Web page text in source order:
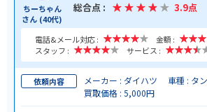
ちーちゃん
さん (40代)
総合点 : 3.9点
電話&メール対応 :
金額 :
スタッフ :
サービス :
依頼内容 メーカー : ダイハツ
車種 : タ
買取価格 : 5,000円